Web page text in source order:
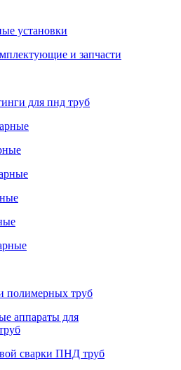
установки
и запчасти
для пнд труб
полимерных труб
аппараты для
сварки ПНД труб